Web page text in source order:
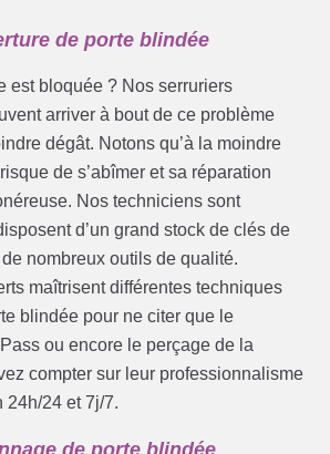
de porte blindée
est bloquée ? Nos serruriers
arriver à bout de ce problème
dégât. Notons qu’à la moindre
de s’abîmer et sa réparation
Nos techniciens sont
d’un grand stock de clés de
nombreux outils de qualité.
maîtrisent différentes techniques
blindée pour ne citer que le
ou encore le perçage de la
compter sur leur professionnalisme
24h/24 et 7j/7.